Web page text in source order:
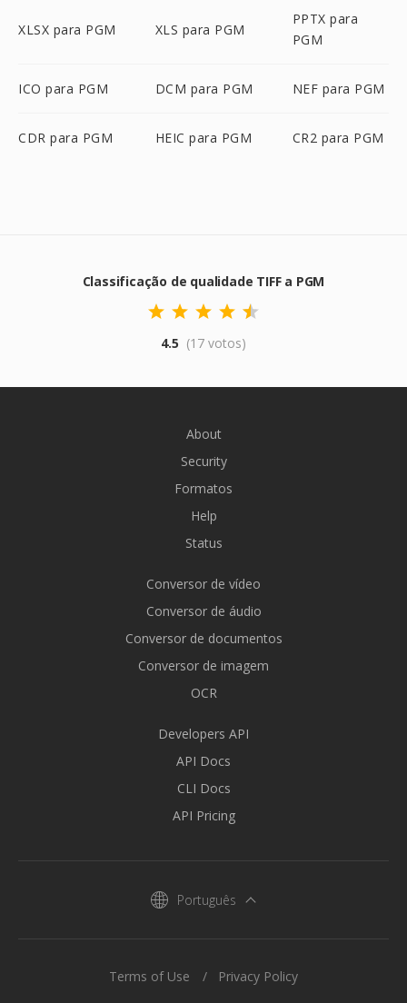
XLSX para PGM XLS para PGM
PPTX para
PGM
ICO para PGM DCM para PGM NEF para PGM
CDR para PGM HEIC para PGM CR2 para PGM
Classificação de qualidade TIFF a PGM
4.5 (17 votos)
About
Security
Formatos
Help
Status
Conversor de vídeo
Conversor de áudio
Conversor de documentos
Conversor de imagem
OCR
Developers API
API Docs
CLI Docs
API Pricing
Português
Terms of Use Privacy Policy